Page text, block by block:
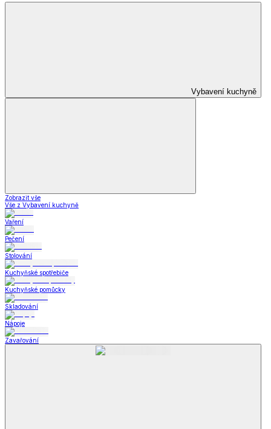
Vybavení kuchyně
Zobrazit vše
Vše z Vybavení kuchyně
Vaření
Pečení
Stolování
Kuchyňské spotřebiče
Kuchyňské pomůcky
Skladování
Nápoje
Zavařování